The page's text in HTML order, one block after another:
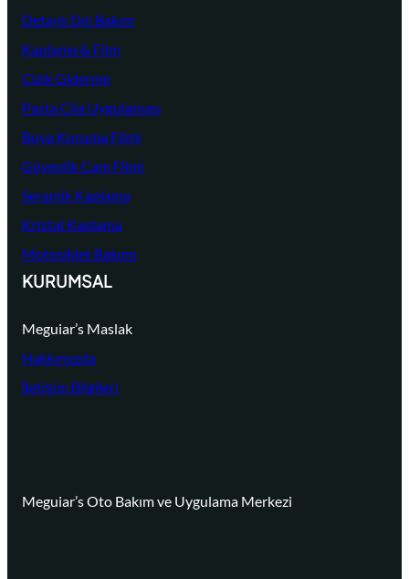
Detaylı Dış Bakım
Kaplama & Film
Çizik Giderme
Pasta Cila Uygulaması
Boya Koruma Filmi
Güvenlik Cam Filmi
Seramik Kaplama
Kristal Kaplama
Motosiklet Bakımı
KURUMSAL
Meguiar’s Maslak
Hakkımızda
İletişim Bilgileri
Meguiar’s Oto Bakım ve Uygulama Merkezi